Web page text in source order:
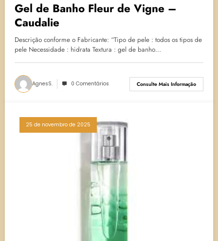
Gel de Banho Fleur de Vigne –
Caudalie
Descrição conforme o Fabricante: “Tipo de pele : todos os tipos de
pele Necessidade : hidrata Textura : gel de banho…
AgnesS. 0 Comentários Consulte Mais Informação
25 de novembro de 2025